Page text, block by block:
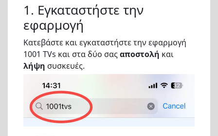
1. Εγκαταστήστε την
εφαρμογή
Κατεβάστε και εγκαταστήστε την εφαρμογή
1001 TVs και στα δύο σαςαποστολή και
λήψη συσκευές.